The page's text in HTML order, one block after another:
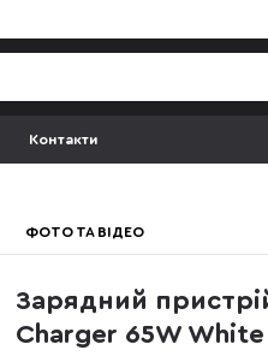
Контакти
ФОТО ТА ВІДЕО
Зарядний
Charger 65W